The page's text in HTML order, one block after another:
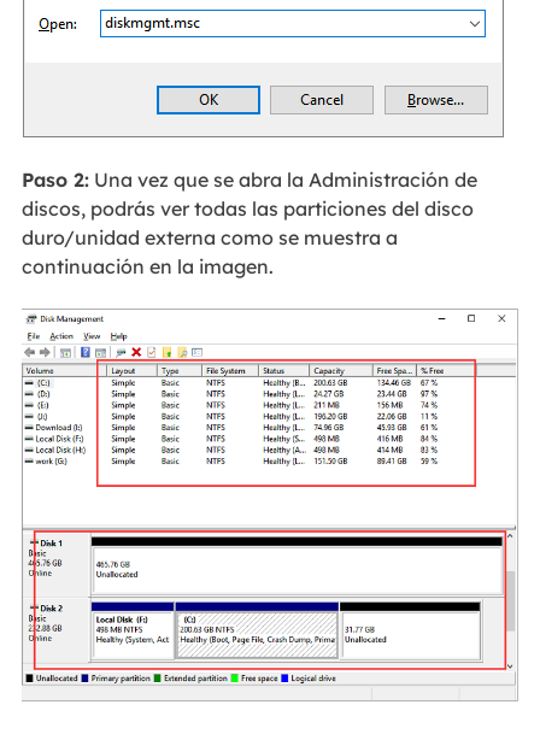
Paso 2:Una vez que se abra la Administración de
discos, podrás ver todas las particiones del disco
duro/unidad externa como se muestra a
continuación en la imagen.